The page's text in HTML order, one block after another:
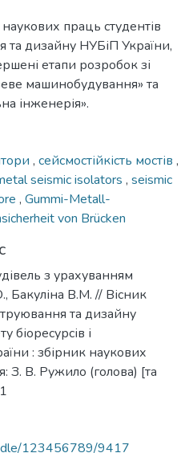
наукових праць студентів
та дизайну НУБіП України,
етапи розробок зі
машинобудування» та
інженерія».
, сейсмостійкість мостів ,
seismic isolators , seismic
, Gummi-Metall-
von Brücken
з урахуванням
Бакуліна В.М. // Вісник
та дизайну
біоресурсів і
: збірник наукових
З. В. Ружило (голова) [та
123456789/9417